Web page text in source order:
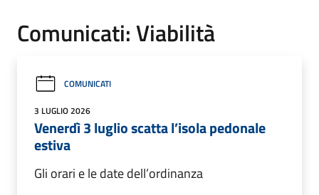
Comunicati: Viabilità
COMUNICATI
3 LUGLIO 2026
Venerdì 3 luglio scatta l’isola pedonale
estiva
Gli orari e le date dell’ordinanza